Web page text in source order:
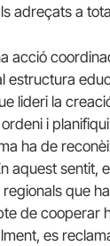
adreçats a
acció
estructura
lideri la
i
ha de
aquest sentit,
que
de cooperar
es